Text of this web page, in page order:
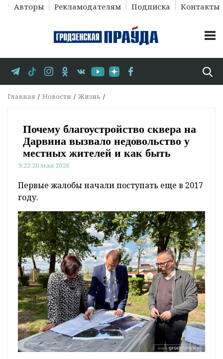
Авторы Рекламодателям Подписка Контакты
Главная Новости Жизнь
Почему благоустройство сквера на
Дарвина вызвало недовольство у
местных жителей и как быть
9:22 20 мая 2026
Первые жалобы начали поступать еще в 2017
году.